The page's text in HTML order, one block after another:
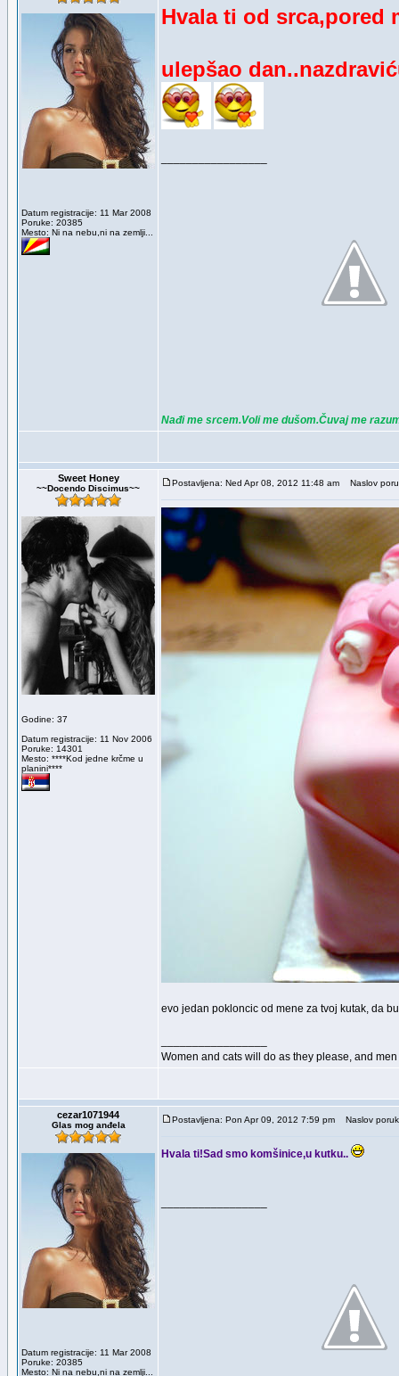
Datum registracije: 11 Mar 2008
Poruke: 20385
Mesto: Ni na nebu,ni na zemlji...
Hvala ti od srca,pored
ulepšao
Nađi me srcem.Voli me dušom.Čuvaj me
Sweet Honey
~~Docendo Discimus~~
Godine: 37
Datum registracije: 11 Nov 2006
Poruke: 14301
Mesto: ****Kod jedne krčme u
planini****
Postavljena: Ned Apr 08, 2012 11:48 am Naslov
evo jedan pokloncic od mene za tvoj kutak, da
Women and cats will do as they please, and
cezar1071944
Glas mog anđela
Datum registracije: 11 Mar 2008
Poruke: 20385
Mesto: Ni na nebu,ni na zemlji...
Postavljena: Pon Apr 09, 2012 7:59 pm Naslov
Hvala ti!Sad smo komšinice,u kutku..